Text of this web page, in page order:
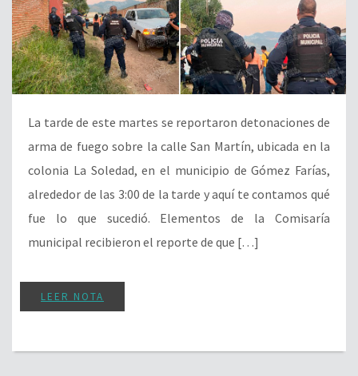
La tarde de este martes se reportaron detonaciones de
arma de fuego sobre la calle San Martín, ubicada en la
colonia La Soledad, en el municipio de Gómez Farías,
alrededor de las 3:00 de la tarde y aquí te contamos qué
fue lo que sucedió. Elementos de la Comisaría
municipal recibieron el reporte de que […]
LEER NOTA